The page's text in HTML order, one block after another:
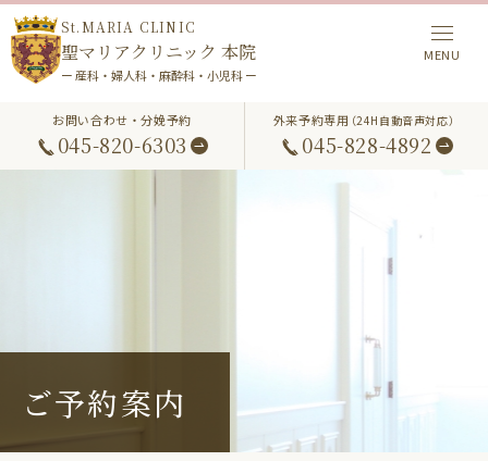
St.MARIA CLINIC
聖マリアクリニック 本院
ー 産科・婦人科・麻酔科・小児科 ー
お問い合わせ・分娩予約
045-820-6303
外来予約専用（24H自動音声対応）
045-828-4892
ご予約案内